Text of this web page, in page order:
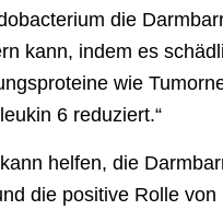
die
kann, indem es
wie
6 reduziert.“
helfen, die
die positive Rolle von